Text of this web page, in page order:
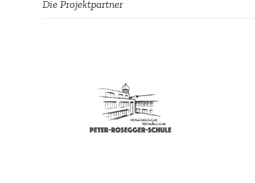
Die Projekt­partner